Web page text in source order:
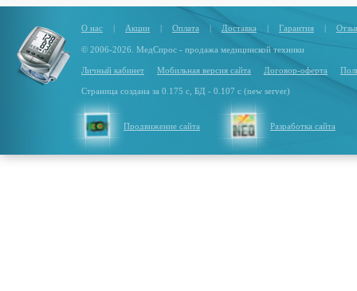
О нас | Акции | Оплата | Доставка | Гарантия |
© 2006-2026. МедСпрос - продажа медицинской техники
Личный кабинет Мобильная версия сайта Договор-оферта
Страница создана за 0.175 с, БД - 0.107 с (new server)
Продвижение сайта Разработка сайта